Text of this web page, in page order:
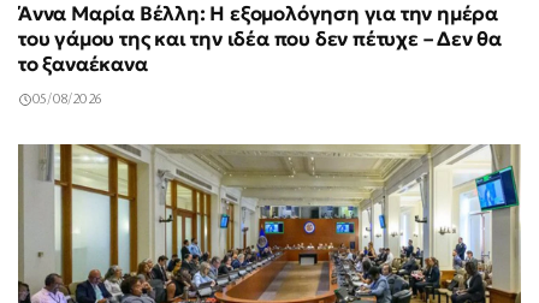
Άννα Μαρία Βέλλη: Η εξομολόγηση για την ημέρα
του γάμου της και την ιδέα που δεν πέτυχε – Δεν θα
το ξαναέκανα
05/08/2026